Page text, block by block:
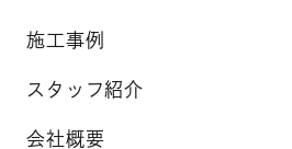
施工事例
スタッフ紹介
会社概要